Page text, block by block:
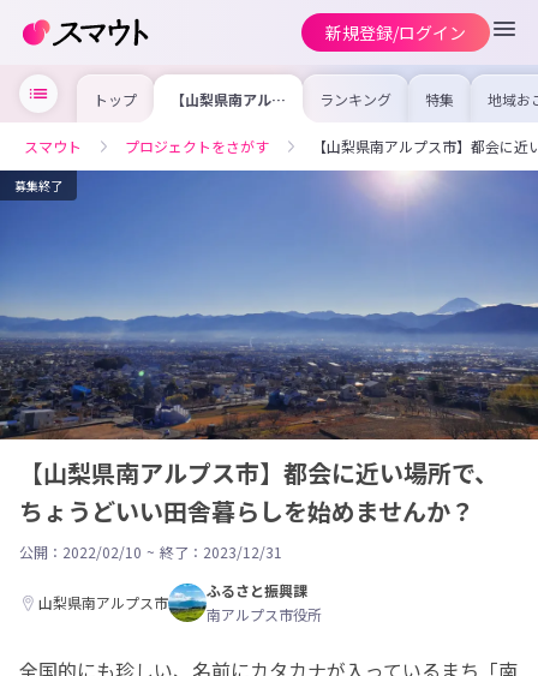
新規登録/ログイン
トップ 【山梨県南アルプ
ス市】都会に近い
いい田舎暮らしを
始めませんか？
ランキング 特集 地域お
の求
を集め
事内容
を比較
合った
スマウト プロジェクトをさがす 【山梨県南アルプス市】都会に
募集終了
【山梨県南アルプス市】都会に近い場所で、
ちょうどいい田舎暮らしを始めませんか？
公開：2022/02/10 ~ 終了：2023/12/31
山梨県南アルプス市
ふるさと振興課
南アルプス市役所
全国的にも珍しい、名前にカタカナが入っているまち「南